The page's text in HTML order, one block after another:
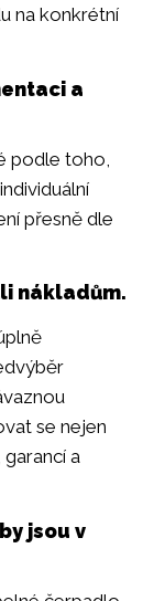
na konkrétní
a
podle toho,
přesně dle
nákladům.
se nejen
a
jsou v